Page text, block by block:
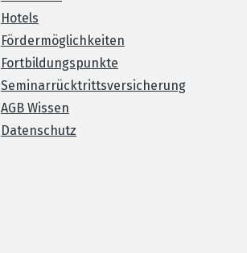
Hotels
Fördermöglichkeiten
Fortbildungspunkte
Seminarrücktrittsversicherung
AGB Wissen
Datenschutz